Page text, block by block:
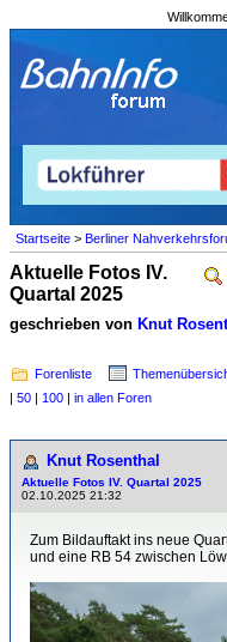
Startseite > Berliner
Aktuelle Fotos IV.
Quartal 2025
geschrieben von Knut
Forenliste
| 50 | 100 | in allen Foren
Knut Rosenthal
Aktuelle Fotos IV. Quartal 2025
02.10.2025 21:32
Zum Bildauftakt ins neue
und eine RB 54 zwischen